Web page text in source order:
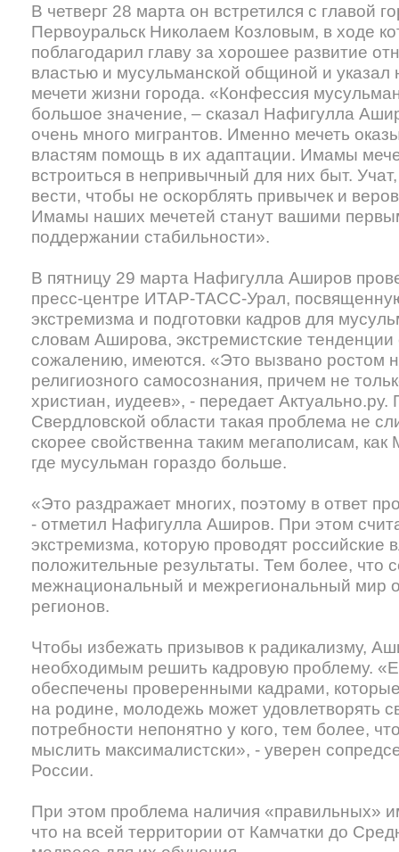
В четверг 28 марта он встретился c главой
Первоуральск Николаем Козловым, в ходе
поблагодарил главу за хорошее развитие
властью и мусульманской общиной и
мечети жизни города. «Конфессия
большое значение, – сказал Нафигулла
очень много мигрантов. Именно мечеть
властям помощь в их адаптации. Имамы
встроиться в непривычный для них быт.
вести, чтобы не оскорблять привычек и
Имамы наших мечетей станут вашими
поддержании стабильности».
В пятницу 29 марта Нафигулла Аширов
пресс-центре ИТАР-ТАСС-Урал,
экстремизма и подготовки кадров для
словам Аширова, экстремистские тенденции
сожалению, имеются. «Это вызвано ростом
религиозного самосознания, причем не
христиан, иудеев», - передает
Свердловской области такая проблема не
скорее свойственна таким мегаполисам, как
где мусульман гораздо больше.
«Это раздражает многих, поэтому в ответ
- отметил Нафигулла Аширов. При этом
экстремизма, которую проводят российские
положительные результаты. Тем более, что
межнациональный и межрегиональный мир
регионов.
Чтобы избежать призывов к радикализму,
необходимым решить кадровую проблему.
обеспечены проверенными кадрами,
на родине, молодежь может удовлетворять
потребности непонятно у кого, тем более,
мыслить максималистски», - уверен
России.
При этом проблема наличия «правильных»
что на всей территории от Камчатки до